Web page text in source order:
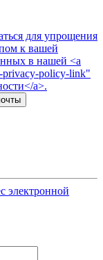
для упрощения
к вашей
в нашей <a
privacy-policy-link"
a>.
электронной